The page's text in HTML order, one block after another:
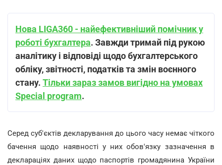
Нова LIGA360 - найефективніший помічник у
роботі бухгалтера. Завжди тримай під рукою
аналітику і відповіді щодо бухгалтерського
обліку, звітності, податків та змін воєнного
стану. Тільки зараз замов вигідно на умовах
Special program.
Серед суб'єктів декларування до цього часу немає чіткого
бачення щодо наявності у них обов'язку зазначення в
деклараціях даних щодо паспортів громадянина України